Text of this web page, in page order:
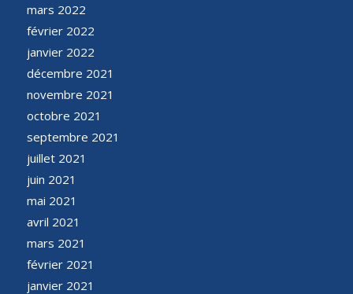
mars 2022
février 2022
janvier 2022
décembre 2021
novembre 2021
octobre 2021
septembre 2021
juillet 2021
juin 2021
mai 2021
avril 2021
mars 2021
février 2021
janvier 2021